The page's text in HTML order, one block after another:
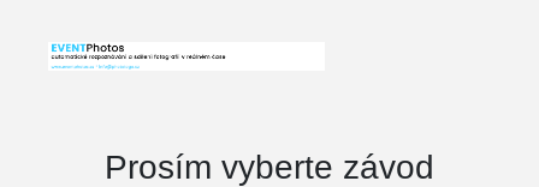
Prosím vyberte závod